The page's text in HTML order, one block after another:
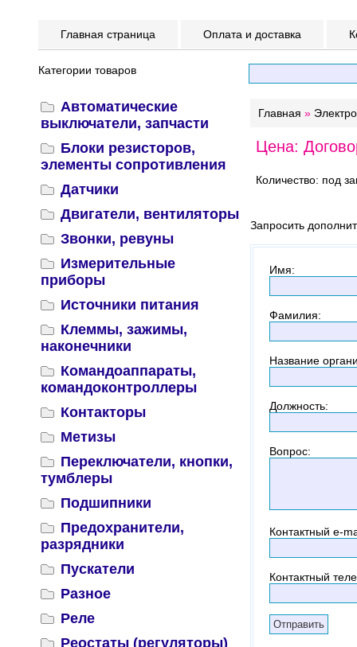
Главная страница Оплата и доставка
Категории товаров
Автоматические
выключатели, запчасти
Блоки резисторов,
элементы сопротивления
Датчики
Двигатели, вентиляторы
Звонки, ревуны
Измерительные
приборы
Источники питания
Клеммы, зажимы,
наконечники
Командоаппараты,
командоконтроллеры
Контакторы
Метизы
Переключатели, кнопки,
тумблеры
Подшипники
Предохранители,
разрядники
Пускатели
Разное
Реле
Реостаты (регуляторы)
Главная »
Цена:
Количество: под
Запросить
Имя:
Фамилия:
Название
Должность:
Вопрос:
Контактный e-
Контактный